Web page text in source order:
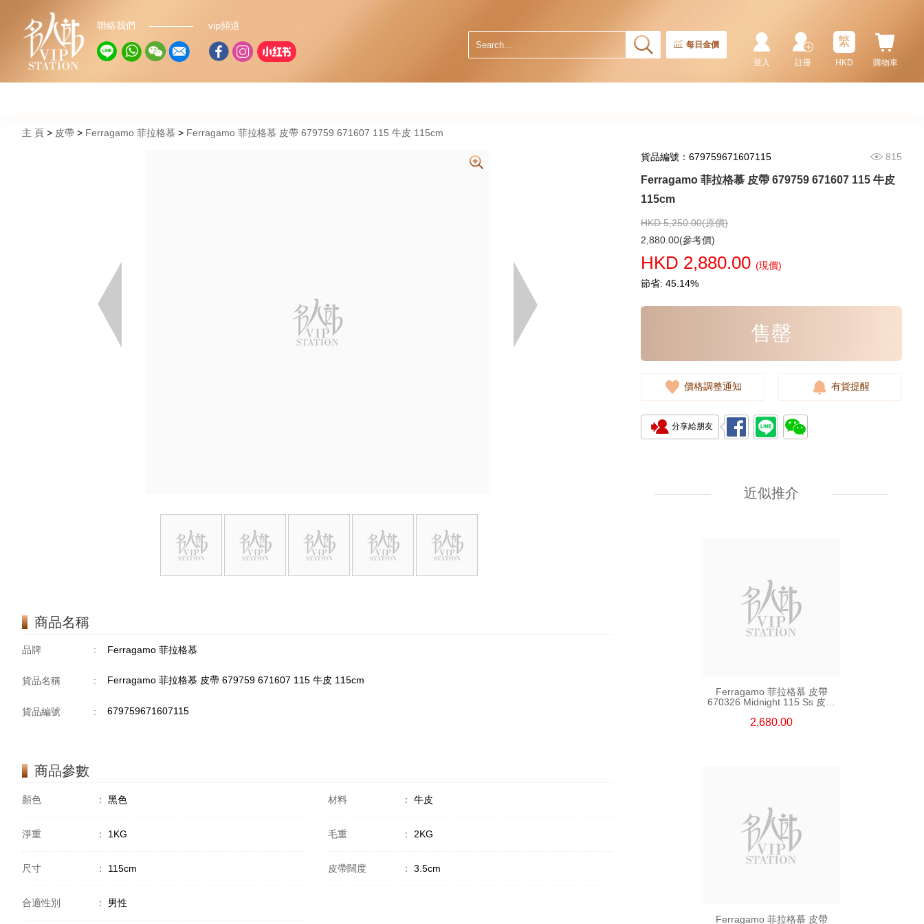
聯絡我們 vip頻道
每日金價
購物車
繁
HKD
註冊
登入
主 頁 皮帶 Ferragamo 菲拉格慕 Ferragamo 菲拉格慕 皮帶 679759 671607 115 牛皮 115cm
商品名稱
品牌 : Ferragamo 菲拉格慕
貨品名稱 : Ferragamo 菲拉格慕 皮帶 679759 671607 115 牛皮 115cm
貨品編號 : 679759671607115
商品參數
顏色 ： 黑色 材料 ： 牛皮
淨重 ： 1KG 毛重 ： 2KG
尺寸 ： 115cm 皮帶闊度 ： 3.5cm
合適性別 ： 男性
貨品編號：679759671607115 815
Ferragamo 菲拉格慕 皮帶 679759 671607 115 牛皮
115cm
HKD 5,250.00(原價)
2,880.00(參考價)
HKD 2,880.00 (現價)
節省: 45.14%
售罄
價格調整通知 有貨提醒
分享給朋友
近似推介
皮革 105cm
2,280.00
670326 Midnight 110 Ss 皮革
2,680.00
2,380.00
Ferragamo 菲拉格慕 皮帶
670326 Midnight 115 Ss 皮革
2,680.00
Ferragamo 菲拉格慕 皮帶